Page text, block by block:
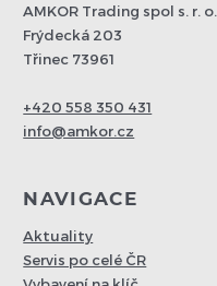
AMKOR Trading spol s. r. o.
Frýdecká 203
Třinec 73961
+420 558 350 431
info@amkor.cz
NAVIGACE
Aktuality
Servis po celé ČR